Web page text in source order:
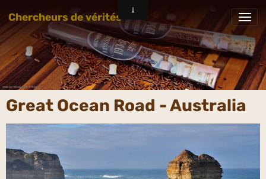
Chercheurs de vérités
Great Ocean Road - Australia